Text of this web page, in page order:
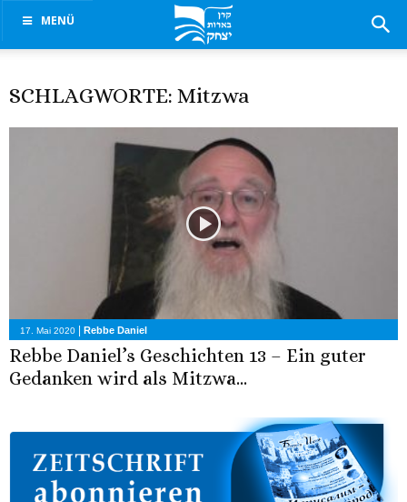
MENÜ
SCHLAGWORTE: Mitzwa
17. Mai 2020 Rebbe Daniel
Rebbe Daniel’s Geschichten 13 – Ein guter
Gedanken wird als Mitzwa...